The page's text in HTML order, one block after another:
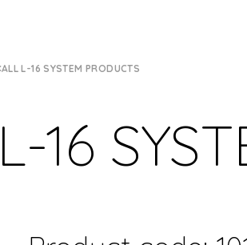
ALL L-16 SYSTEM PRODUCTS
L-16